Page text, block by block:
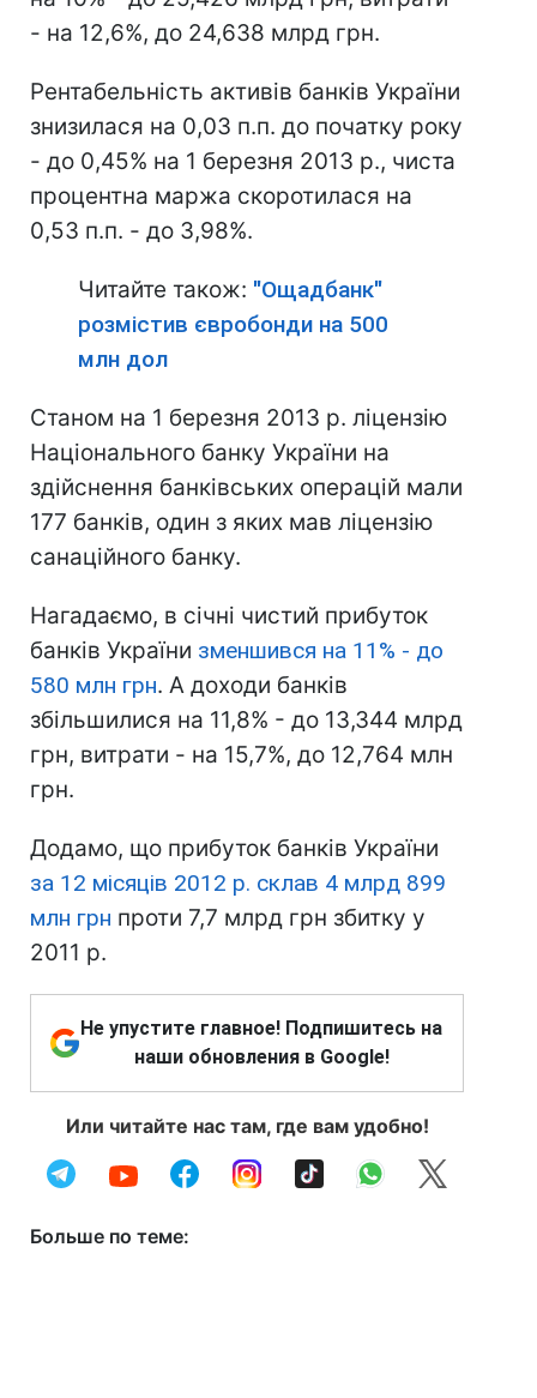
- на 12,6%, до 24,638 млрд грн.
Рентабельність активів банків України
знизилася на 0,03 п.п. до початку року
- до 0,45% на 1 березня 2013 р., чиста
процентна маржа скоротилася на
0,53 п.п. - до 3,98%.
Читайте також: "Ощадбанк"
розмістив євробонди на 500
млн дол
Станом на 1 березня 2013 р. ліцензію
Національного банку України на
здійснення банківських операцій мали
177 банків, один з яких мав ліцензію
санаційного банку.
Нагадаємо, в січні чистий прибуток
банків України зменшився на 11% - до
580 млн грн. А доходи банків
збільшилися на 11,8% - до 13,344 млрд
грн, витрати - на 15,7%, до 12,764 млн
грн.
Додамо, що прибуток банків України
за 12 місяців 2012 р. склав 4 млрд 899
млн грн проти 7,7 млрд грн збитку у
2011 р.
Не упустите главное! Подпишитесь на
наши обновления в Google!
Или читайте нас там, где вам удобно!
Больше по теме: